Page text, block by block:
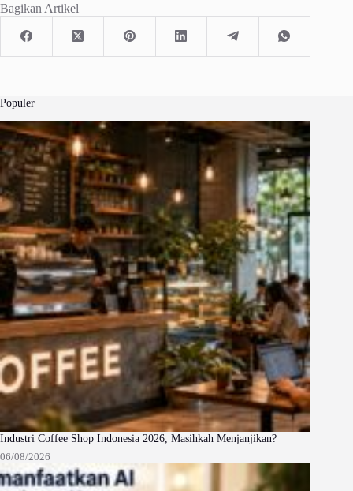
Bagikan Artikel
Populer
Industri Coffee Shop Indonesia 2026, Masihkah Menjanjikan?
06/08/2026